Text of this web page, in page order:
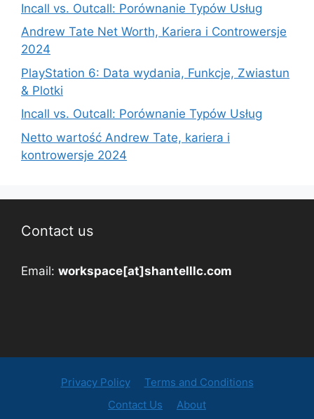
Incall vs. Outcall: Porównanie Typów Usług
Andrew Tate Net Worth, Kariera i Controwersje
2024
PlayStation 6: Data wydania, Funkcje, Zwiastun
& Plotki
Incall vs. Outcall: Porównanie Typów Usług
Netto wartość Andrew Tate, kariera i
kontrowersje 2024
Contact us
Email: workspace[at]shantelllc.com
Privacy Policy
Terms and Conditions
Contact Us
About